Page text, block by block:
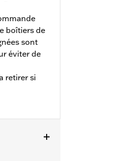
boîtiers de
sont
éviter de
retirer si